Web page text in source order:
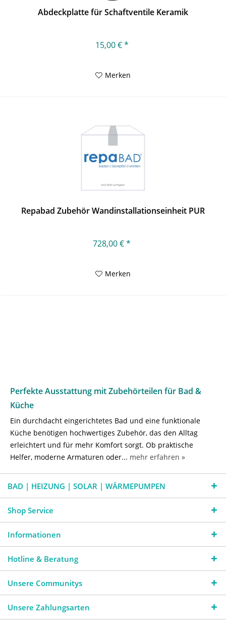
Abdeckplatte für Schaftventile Keramik
15,00 € *
Merken
Repabad Zubehör Wandinstallationseinheit PUR
728,00 € *
Merken
Perfekte Ausstattung mit Zubehörteilen für Bad &
Küche
Ein durchdacht eingerichtetes Bad und eine funktionale
Küche benötigen hochwertiges Zubehör, das den Alltag
erleichtert und für mehr Komfort sorgt. Ob praktische
Helfer, moderne Armaturen oder... mehr erfahren »
BAD | HEIZUNG | SOLAR | WÄRMEPUMPEN
Shop Service
Informationen
Hotline & Beratung
Unsere Communitys
Unsere Zahlungsarten